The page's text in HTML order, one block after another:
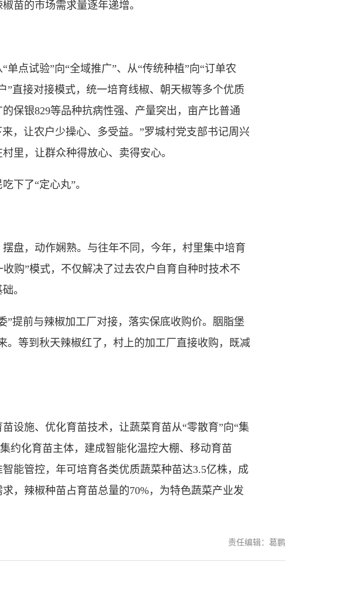
苗的市场需求量逐年递增。
点试验”向“全域推广”、从“传统种植”向“订单农
”直接对接模式，统一培育线椒、朝天椒等多个优质
保银829等品种抗病性强、产量突出，亩产比普通
，让农户少操心、多受益。”罗城村党支部书记周兴
里，让群众种得放心、卖得安心。
下了“定心丸”。
，动作娴熟。与往年不同，今年，村里集中培育
购”模式，不仅解决了过去农户自育自种时技术不
。
前与辣椒加工厂对接，落实保底收购价。胭脂堡
。等到秋天辣椒红了，村上的加工厂直接收购，既减
施、优化育苗技术，让蔬菜育苗从“零散育”向“集
约化育苗主体，建成智能化温控大棚、移动育苗
能管控，年可培育各类优质蔬菜种苗达3.5亿株，成
，辣椒种苗占育苗总量的70%，为特色蔬菜产业发
责任编辑：葛鹏